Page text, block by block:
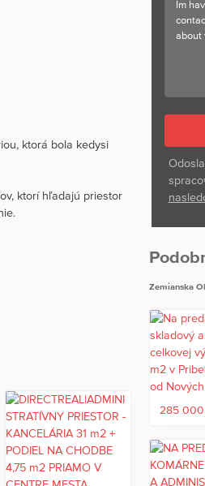
ktorá bola kedysi
ktorí hľadajú priestor
m3. Budova je v
pozemok oplotený
Zemianska
285